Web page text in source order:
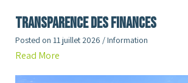
Transparence des finances
Posted on 11 juillet 2026 /Information
Read More